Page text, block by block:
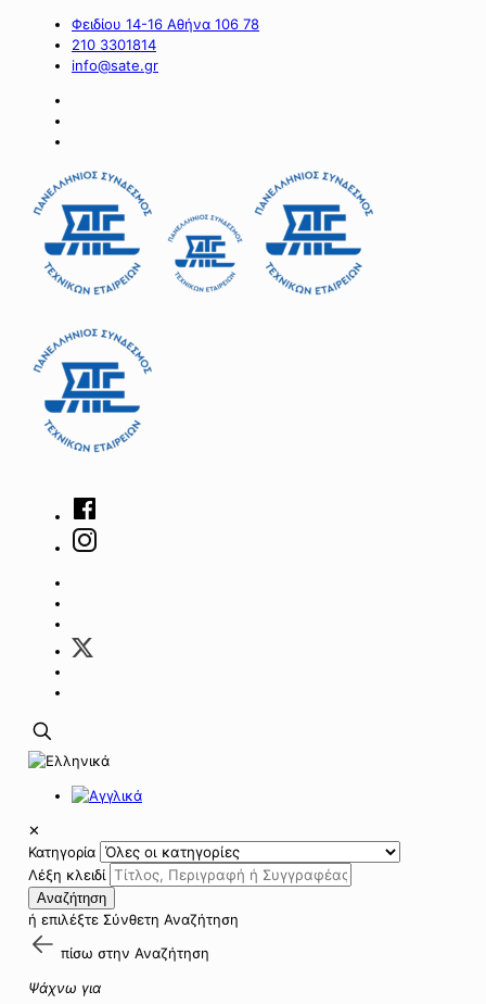
Φειδίου 14-16 Αθήνα 106 78
210 3301814
info@sate.gr
✕
Κατηγορία
Λέξη κλειδί
Αναζήτηση
ή επιλέξτε Σύνθετη Αναζήτηση
πίσω στην Αναζήτηση
Ψάχνω για